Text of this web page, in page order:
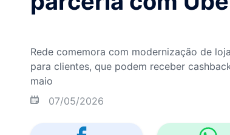
Rede comemora com modernização de
para clientes, que podem receber
maio
07/05/2026